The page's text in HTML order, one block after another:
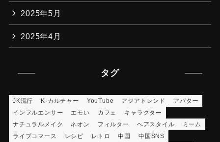
2025年5月
2025年4月
タグ
JK流行 K-カルチャー YouTube アジアトレンド
アバター
インフルエンサー
エモい カフェ
キャラクター
ナチュラルメイク
ネオン フィルター ヘアスタイル
ミーム
ライブコマース
レシピ レトロ 中国
中国SNS